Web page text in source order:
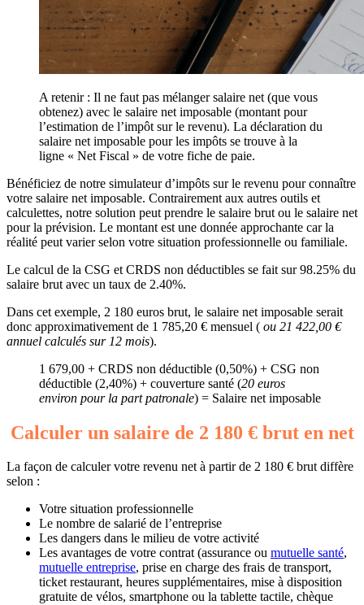
A retenir : Il ne faut pas mélanger salaire net (que vous
obtenez) avec le salaire net imposable (montant pour
l’estimation de l’impôt sur le revenu). La déclaration du
salaire net imposable pour les impôts se trouve à la
ligne « Net Fiscal » de votre fiche de paie.
Bénéficiez de notre simulateur d’impôts sur le revenu pour connaître
votre salaire net imposable. Contrairement aux autres outils et
calculettes, notre solution peut prendre le salaire brut ou le salaire net
pour la prévision. Le montant est une donnée approchante car la
réalité peut varier selon votre situation professionnelle ou familiale.
Le calcul de la CSG et CRDS non déductibles se fait sur 98.25% du
salaire brut avec un taux de 2.40%.
Dans cet exemple, 2 180 euros brut, le salaire net imposable serait
donc approximativement de 1 785,20 € mensuel ( ou 21 422,00 €
annuel calculés sur 12 mois).
1 679,00 + CRDS non déductible (0,50%) + CSG non
déductible (2,40%) + couverture santé (20 euros
environ pour la part patronale) = Salaire net imposable
Calculer un salaire de 2 180 € brut en net
La façon de calculer votre revenu net à partir de 2 180 € brut diffère
selon :
Votre situation professionnelle
Le nombre de salarié de l’entreprise
Les dangers dans le milieu de votre activité
Les avantages de votre contrat (assurance ou mutuelle santé,
mutuelle entreprise, prise en charge des frais de transport,
ticket restaurant, heures supplémentaires, mise à disposition
gratuite de vélos, smartphone ou la tablette tactile, chèque